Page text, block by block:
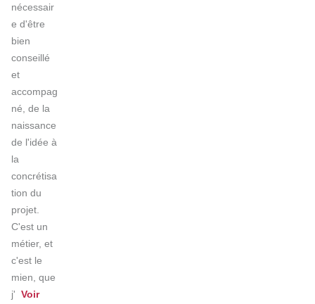
nécessair
e d'être
bien
conseillé
et
accompag
né, de la
naissance
de l'idée à
la
concrétisa
tion du
projet.
C'est un
métier, et
c'est le
mien, que
j'
Voir